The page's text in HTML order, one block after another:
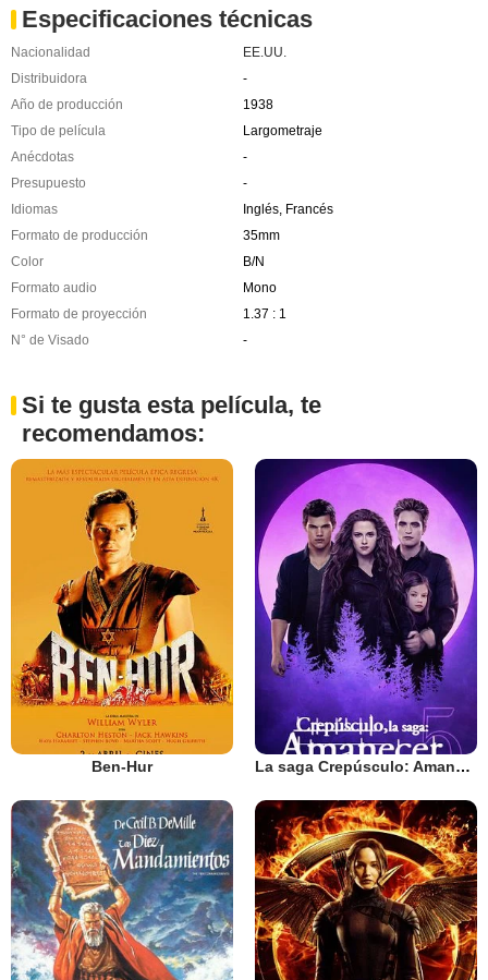
Especificaciones técnicas
Nacionalidad
EE.UU.
Distribuidora
-
Año de producción
1938
Tipo de película
Largometraje
Anécdotas
-
Presupuesto
-
Idiomas
Inglés, Francés
Formato de producción
35mm
Color
B/N
Formato audio
Mono
Formato de proyección
1.37 : 1
N° de Visado
-
Si te gusta esta película, te
recomendamos:
Ben-Hur La saga Crepúsculo: Amanecer - Parte 2